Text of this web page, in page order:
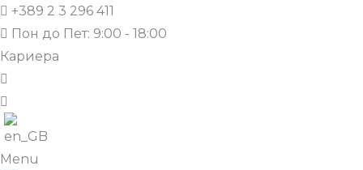
+389 2 3 296 411
Пон до Пет: 9:00 - 18:00
Кариера
Menu